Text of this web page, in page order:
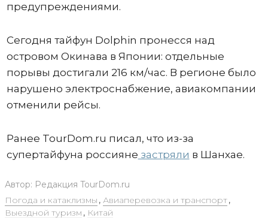
предупреждениями.
Сегодня тайфун Dolphin пронесся над
островом Окинава в Японии: отдельные
порывы достигали 216 км/час. В регионе было
нарушено электроснабжение, авиакомпании
отменили рейсы.
Ранее TourDom.ru писал, что из-за
супертайфуна россияне застряли в Шанхае.
Автор: Редакция TourDom.ru
Погода и катаклизмы , Авиаперевозка и транспорт,
Выездной туризм , Китай